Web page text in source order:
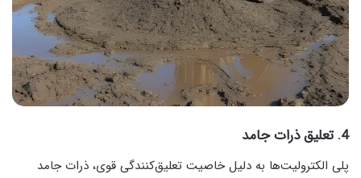
4. تعلیق ذرات جامد
پلی الکترولیت‌ها به دلیل خاصیت تعلیق‌کنندگی قوی، ذرات جامد